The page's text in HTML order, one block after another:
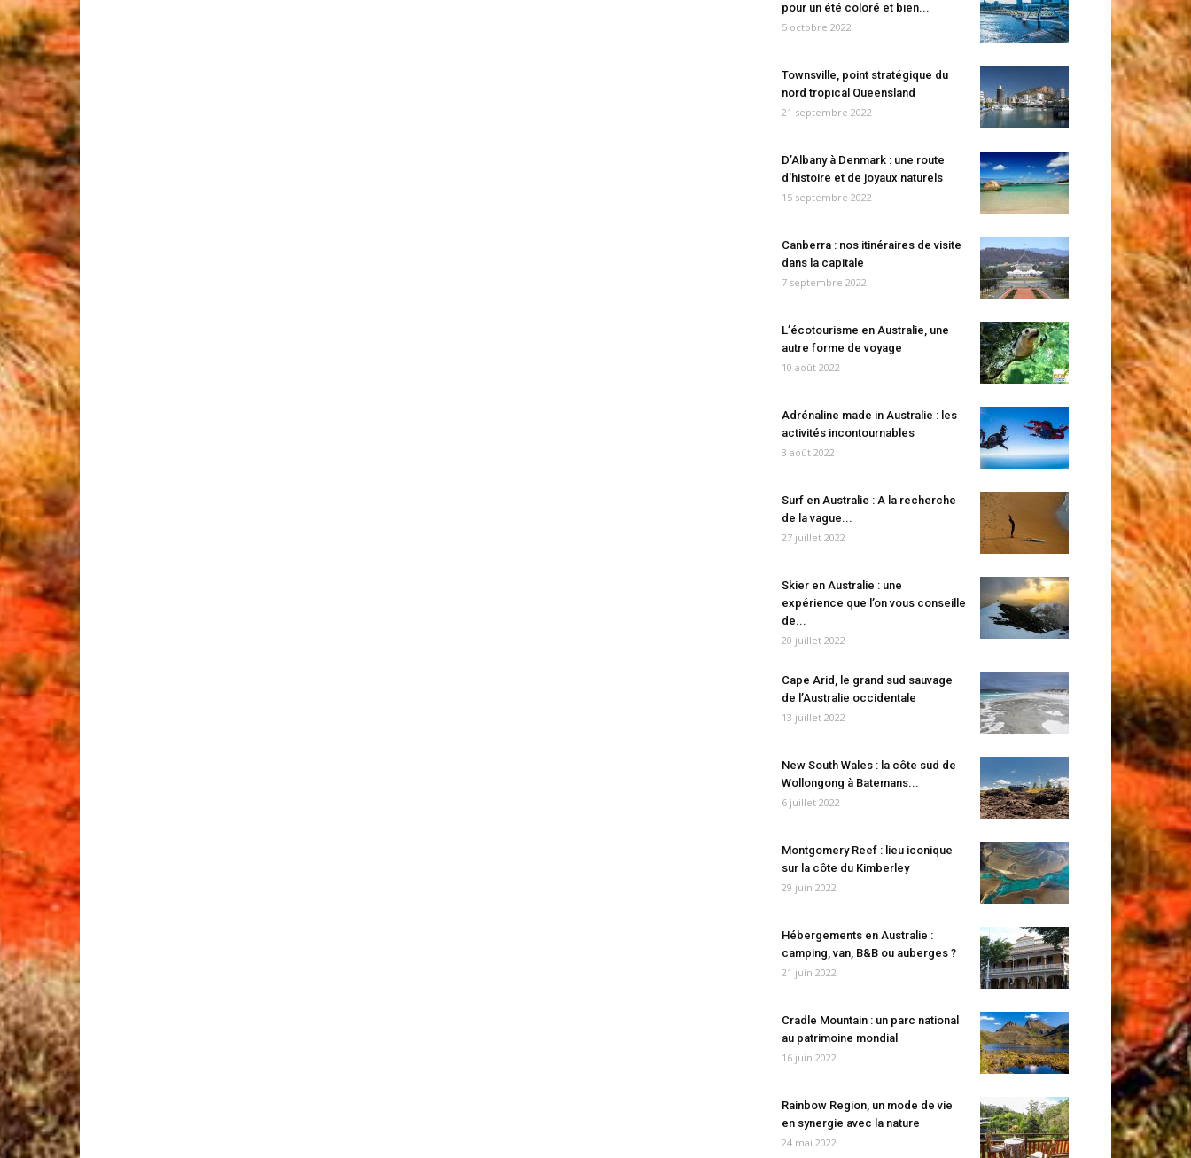
pour un été coloré et bien...
5 octobre 2022
Townsville, point stratégique du
nord tropical Queensland
21 septembre 2022
D’Albany à Denmark : une route
d’histoire et de joyaux naturels
15 septembre 2022
Canberra : nos itinéraires de visite
dans la capitale
7 septembre 2022
L’écotourisme en Australie, une
autre forme de voyage
10 août 2022
Adrénaline made in Australie : les
activités incontournables
3 août 2022
Surf en Australie : A la recherche
de la vague...
27 juillet 2022
Skier en Australie : une
expérience que l’on vous conseille
de...
20 juillet 2022
Cape Arid, le grand sud sauvage
de l’Australie occidentale
13 juillet 2022
New South Wales : la côte sud de
Wollongong à Batemans...
6 juillet 2022
Montgomery Reef : lieu iconique
sur la côte du Kimberley
29 juin 2022
Hébergements en Australie :
camping, van, B&B ou auberges ?
21 juin 2022
Cradle Mountain : un parc national
au patrimoine mondial
16 juin 2022
Rainbow Region, un mode de vie
en synergie avec la nature
24 mai 2022